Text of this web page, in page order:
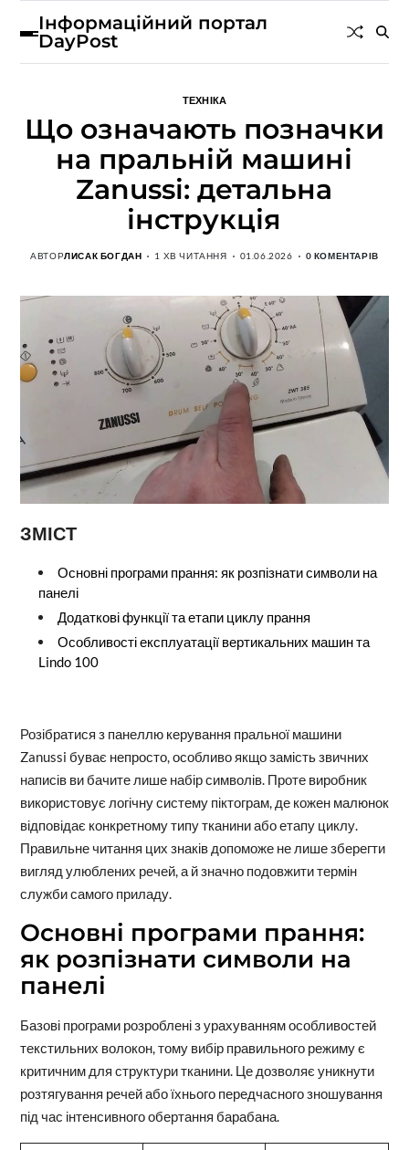
Інформаційний портал
DayPost
ТЕХНІКА
Що означають позначки
на пральній машині
Zanussi: детальна
інструкція
АВТОРЛИСАК БОГДАН 1 ХВ ЧИТАННЯ 01.06.2026 0 КОМЕНТАРІВ
ЗМІСТ
Основні програми прання: як розпізнати символи на
панелі
Додаткові функції та етапи циклу прання
Особливості експлуатації вертикальних машин та
Lindo 100
Розібратися з панеллю керування пральної машини
Zanussi буває непросто, особливо якщо замість звичних
написів ви бачите лише набір символів. Проте виробник
використовує логічну систему піктограм, де кожен малюнок
відповідає конкретному типу тканини або етапу циклу.
Правильне читання цих знаків допоможе не лише зберегти
вигляд улюблених речей, а й значно подовжити термін
служби самого приладу.
Основні програми прання:
як розпізнати символи на
панелі
Базові програми розроблені з урахуванням особливостей
текстильних волокон, тому вибір правильного режиму є
критичним для структури тканини. Це дозволяє уникнути
розтягування речей або їхнього передчасного зношування
під час інтенсивного обертання барабана.